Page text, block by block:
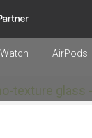
texture glass
Watch AirPods